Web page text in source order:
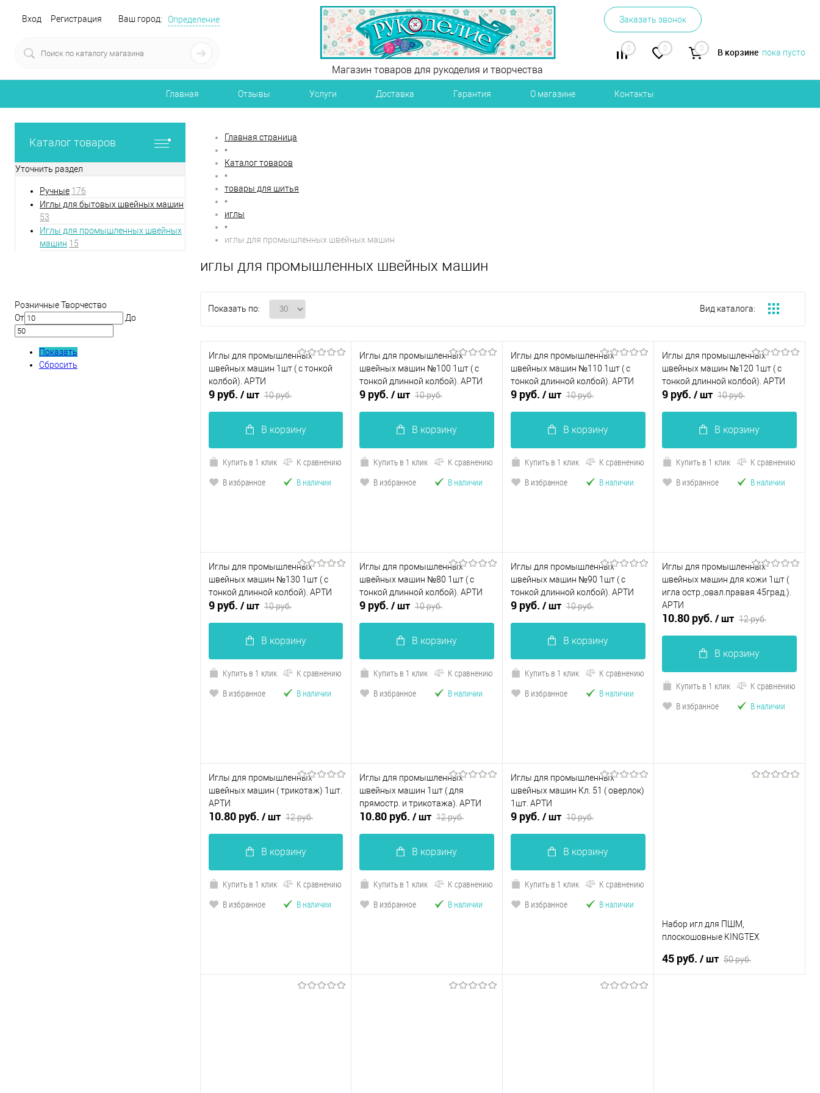
Вход Регистрация Ваш город: Определение Заказать звонок
0 0 0 В корзине пока пусто
Магазин товаров для рукоделия и творчества
Главная Отзывы Услуги Доставка Гарантия О магазине Контакты
Каталог товаров
Уточнить раздел
Ручные 176
Иглы для бытовых швейных машин
53
Иглы для промышленных швейных
машин 15
Розничные Творчество
От
До
Показать
Сбросить
Главная страница
•
Каталог товаров
•
товары для шитья
•
иглы
•
иглы для промышленных швейных машин
иглы для промышленных швейных машин
Показать по: Вид каталога:
Иглы для промышленных
швейных машин 1шт ( с тонкой
колбой). АРТИ
9 руб. / шт 10 руб.
В корзину
Купить в 1 клик
К сравнению
В избранное
В наличии
Иглы для промышленных
швейных машин №100 1шт ( с
тонкой длинной колбой). АРТИ
9 руб. / шт 10 руб.
В корзину
Купить в 1 клик
К сравнению
В избранное
В наличии
Иглы для промышленных
швейных машин №110 1шт ( с
тонкой длинной колбой). АРТИ
9 руб. / шт 10 руб.
В корзину
Купить в 1 клик
К сравнению
В избранное
В наличии
Иглы для промышленных
швейных машин №120 1шт ( с
тонкой длинной колбой). АРТИ
9 руб. / шт 10 руб.
В корзину
Купить в 1 клик
К сравнению
В избранное
В наличии
Иглы для промышленных
швейных машин №130 1шт ( с
тонкой длинной колбой). АРТИ
9 руб. / шт 10 руб.
В корзину
Купить в 1 клик
К сравнению
В избранное
В наличии
Иглы для промышленных
швейных машин №80 1шт ( с
тонкой длинной колбой). АРТИ
9 руб. / шт 10 руб.
В корзину
Купить в 1 клик
К сравнению
В избранное
В наличии
Иглы для промышленных
швейных машин №90 1шт ( с
тонкой длинной колбой). АРТИ
9 руб. / шт 10 руб.
В корзину
Купить в 1 клик
К сравнению
В избранное
В наличии
Иглы для промышленных
швейных машин для кожи 1шт (
игла остр.,овал.правая 45град.).
АРТИ
10.80 руб. / шт 12 руб.
В корзину
Купить в 1 клик
К сравнению
В избранное
В наличии
Иглы для промышленных
швейных машин ( трикотаж) 1шт.
АРТИ
10.80 руб. / шт 12 руб.
В корзину
Купить в 1 клик
К сравнению
В избранное
В наличии
Иглы для промышленных
швейных машин 1шт ( для
прямостр. и трикотажа). АРТИ
10.80 руб. / шт 12 руб.
В корзину
Купить в 1 клик
К сравнению
В избранное
В наличии
Иглы для промышленных
швейных машин Кл. 51 ( оверлок)
1шт. АРТИ
9 руб. / шт 10 руб.
В корзину
Купить в 1 клик
К сравнению
В избранное
В наличии
Набор игл для ПШМ,
плоскошовные KINGTEX
45 руб. / шт 50 руб.